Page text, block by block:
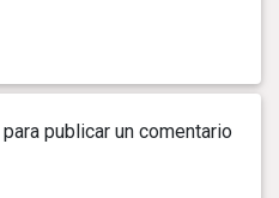
para publicar un comentario